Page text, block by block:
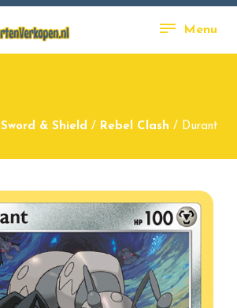
Menu
Sword & Shield / Rebel Clash / Durant